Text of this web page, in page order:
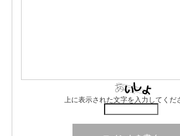
上に表示された文字を入力してくだ